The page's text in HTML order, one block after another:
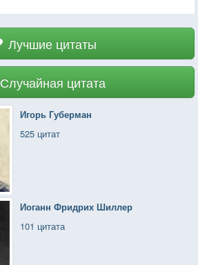
Лучшие цитаты
Случайная цитата
Игорь Губерман
525 цитат
Иоганн Фридрих Шиллер
101 цитата